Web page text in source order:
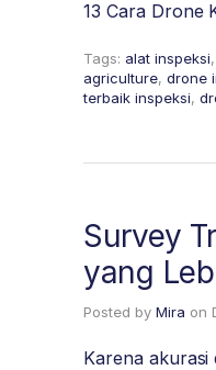
13 Cara Drone
Tags: alat inspeksi,
agriculture, drone
terbaik inspeksi,
Survey
yang
Posted by Mira on
Karena